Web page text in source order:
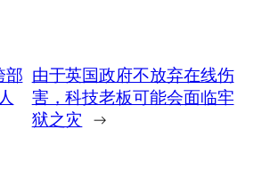
部 由于英国政府不放弃在线伤
害，科技老板可能会面临牢
狱之灾 →